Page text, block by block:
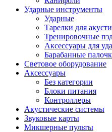
Ударные инструменты
Ударные
Тарелки для
Тренировочные
Аксессуары для
Барабанные
Световое оборудование
Аксессуары
Без категории
Блоки питания
Контроллеры
Акустические системы
Звуковые карты
Микшерные пульты